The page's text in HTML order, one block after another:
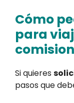
Cómo
para
Si quieres
pasos que